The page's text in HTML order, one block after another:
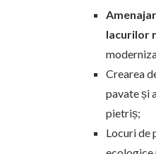
lacurilor
Crearea
pavate și
pietriș;
Locuri de